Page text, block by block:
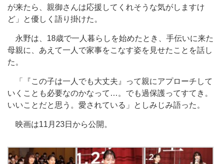
が来たら、親御さんは応援してくれそうな気がしますけ
ど」と優しく語り掛けた。
永野は、18歳で一人暮らしを始めたとき、手伝いに来た
母親に、あえて一人で家事をこなす姿を見せたことを話し
た。
「『この子は一人でも大丈夫』って親にアプローチして
いくことも必要なのかなって…。でも過保護ってすてき。
いいことだと思う。愛されている」としみじみ語った。
映画は11月23日から公開。